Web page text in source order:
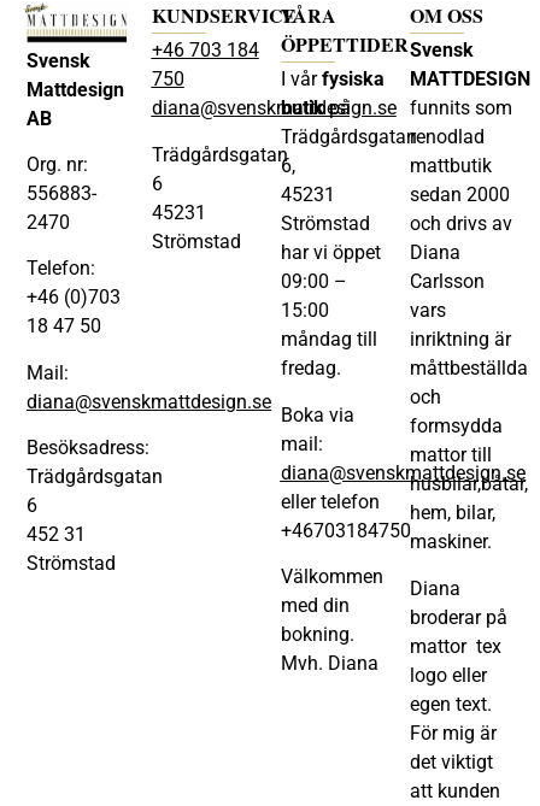
Svensk
Mattdesign
AB
Org. nr:
556883-
2470
Telefon:
+46 (0)703
18 47 50
Mail:
diana@svenskmattdesign.se
Besöksadress:
Trädgårdsgatan
6
452 31
Strömstad
KUNDSERVICE
+46 703 184
750
diana@svenskmattdesign.se
Trädgårdsgatan
6
45231
Strömstad
VÅRA
ÖPPETTIDER
I vårfysiska
butikpå
Trädgårdsgatan
6,
45231
Strömstad
har vi öppet
09:00 –
15:00
måndag till
fredag.
Boka via
mail:
diana@svenskmattdesign.se
eller telefon
+46703184750
Välkommen
med din
bokning.
Mvh. Diana
OM OSS
Svensk
MATTDESIGN
funnits som
renodlad
mattbutik
sedan 2000
och drivs av
Diana
Carlsson
vars
inriktning är
måttbeställda
och
formsydda
mattor till
husbilar,båtar,
hem, bilar,
maskiner.
Diana
broderar på
mattor tex
logo eller
egen text.
För mig är
det viktigt
att kunden